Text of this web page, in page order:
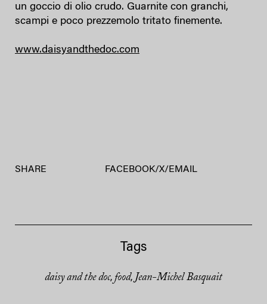
un goccio di olio crudo. Guarnite con granchi,
scampi e poco prezzemolo tritato finemente.
www.daisyandthedoc.com
SHARE FACEBOOK/X/ EMAIL
Tags
daisy and the doc, food, Jean-Michel Basquait